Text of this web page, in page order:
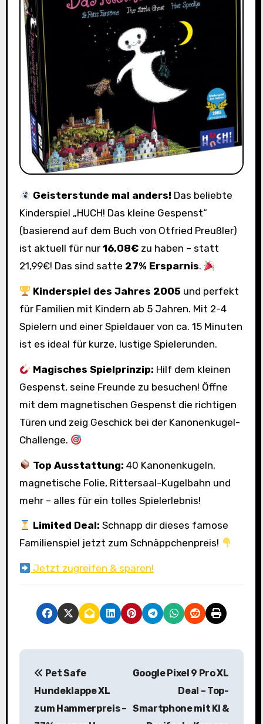
Geisterstunde mal anders! Das beliebte
Kinderspiel „HUCH! Das kleine Gespenst“
(basierend auf dem Buch von Otfried Preußler)
ist aktuell für nur 16,08€zu haben – statt
21,99€! Das sind satte 27% Ersparnis.
Kinderspiel des Jahres 2005 und perfekt
für Familien mit Kindern ab 5 Jahren. Mit 2-4
Spielern und einer Spieldauer von ca. 15 Minuten
ist es ideal für kurze, lustige Spielerunden.
Magisches Spielprinzip: Hilf dem kleinen
Gespenst, seine Freunde zu besuchen! Öffne
mit dem magnetischen Gespenst die richtigen
Türen und zeig Geschick bei der Kanonenkugel-
Challenge.
Top Ausstattung: 40 Kanonenkugeln,
magnetische Folie, Rittersaal-Kugelbahn und
mehr – alles für ein tolles Spielerlebnis!
Limited Deal: Schnapp dir dieses famose
Familienspiel jetzt zum Schnäppchenpreis!
Jetzt zugreifen & sparen!
B
Pet Safe
Hundeklappe XL
zum Hammerpreis –
Google Pixel 9 Pro XL
Deal – Top-
Smartphone mit KI &